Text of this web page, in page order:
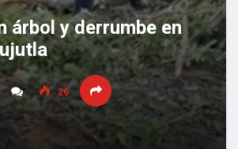
árbol y derrumbe en
26